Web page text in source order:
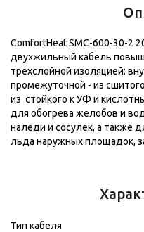
ComfortHeat SMC-600-30-2
двухжильный кабель
трехслойной изоляцией:
промежуточной - из
из стойкого к УФ и
для обогрева желобов и
наледи и сосулек, а также
льда наружных площадок,
Тип кабеля